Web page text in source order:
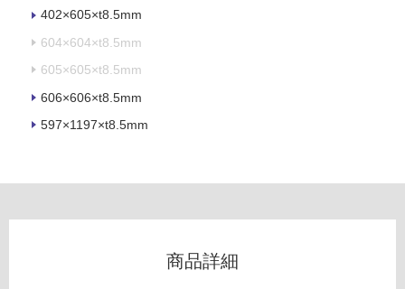
402×605×t8.5mm
604×604×t8.5mm
605×605×t8.5mm
606×606×t8.5mm
597×1197×t8.5mm
可
フ
ー
リ
商品詳細